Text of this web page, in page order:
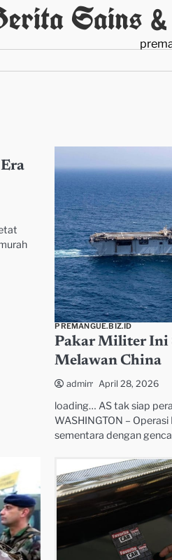
Sains
PREMANGUE.BIZ.ID
Pakar Militer Ini
Melawan China
admin April 28, 2026
loading… AS tak siap
WASHINGTON –
sementara dengan